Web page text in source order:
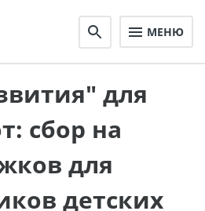
МЕНЮ
для
сбор на
для
детских